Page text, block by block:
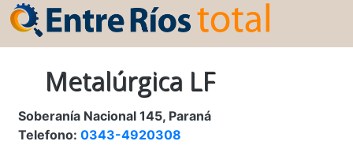
Metalúrgica LF
Soberanía Nacional 145, Paraná
Telefono: 0343-4920308